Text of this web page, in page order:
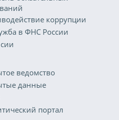
коррупции
в ФНС России
ведомство
данные
портал